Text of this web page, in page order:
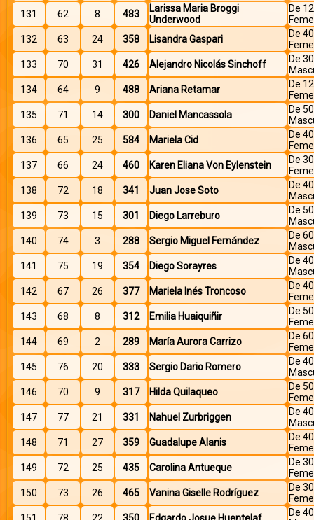
131
62 8 483
Larissa Maria Broggi
Underwood
De
132
63 24 358 Lisandra Gaspari
De
133
70 31 426 Alejandro Nicolás Sinchoff
De
134
64 9 488 Ariana Retamar
De
135
71 14 300 Daniel Mancassola
De
136
65 25 584 Mariela Cid
De
137
66 24 460 Karen Eliana Von Eylenstein
De
138
72 18 341 Juan Jose Soto
De
139
73 15 301 Diego Larreburo
De
140
74 3 288 Sergio Miguel Fernández
De
141
75 19 354 Diego Sorayres
De
142
67 26 377 Mariela Inés Troncoso
De
143
68 8 312 Emilia Huaiquiñir
De
144
69 2 289 María Aurora Carrizo
De
145
76 20 333 Sergio Dario Romero
De
146
70 9 317 Hilda Quilaqueo
De
147
77 21 331 Nahuel Zurbriggen
De
148
71 27 359 Guadalupe Alanis
De
149
72 25 435 Carolina Antueque
De
150
73 26 465 Vanina Giselle Rodríguez
De
De